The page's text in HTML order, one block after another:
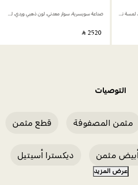
صناعة سويسرية، سوار معدني، لون فضي، لمسة نهائية بلون ذهبي وردي صناعة سويسرية، سوار معدني، لون ذهبي وردي، لمسة نهائية بلون ذهبي وردي
‎ ⃁ ⁦2520⁩ ‎
التوصيات
مثمن المصفوفة قطع مثمن
أبيض مثمن ديكسترا أسيتيل
عرض المزيد